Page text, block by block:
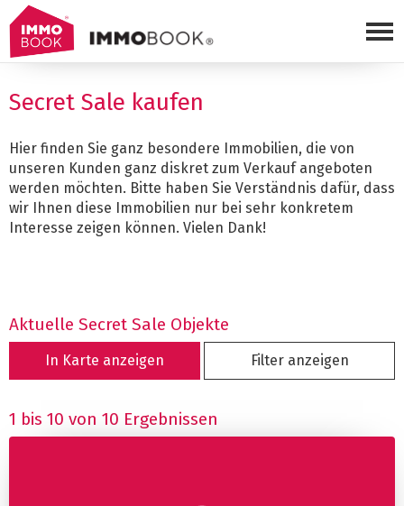
Secret Sale kaufen
Hier finden Sie ganz besondere Immobilien, die von
unseren Kunden ganz diskret zum Verkauf angeboten
werden möchten. Bitte haben Sie Verständnis dafür, dass
wir Ihnen diese Immobilien nur bei sehr konkretem
Interesse zeigen können. Vielen Dank!
Aktuelle Secret Sale Objekte
In Karte anzeigen Filter anzeigen
1 bis 10 von 10 Ergebnissen